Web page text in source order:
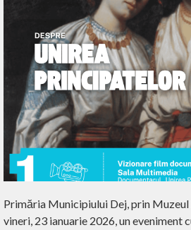
Primăria Municipiului Dej, prin
vineri, 23 ianuarie 2026, un